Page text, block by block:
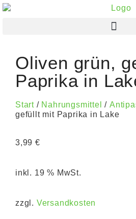
Oliven grün,
Paprika in
Start / Nahrungsmittel /
gefüllt mit Paprika in Lake
3,99 €
inkl. 19 % MwSt.
zzgl. Versandkosten